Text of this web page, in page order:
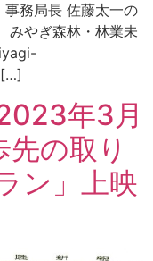
務局長 佐藤太一の
みやぎ森林・林業未
[…]
年3月
の取り
ン」上映